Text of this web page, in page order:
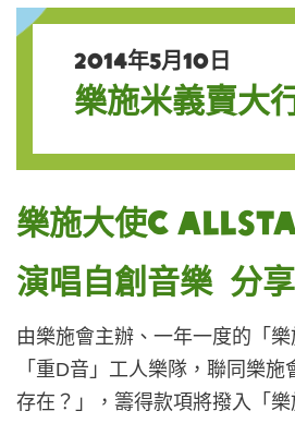
2014年5月10日
樂施米義賣大
樂施大使C
演唱自創音樂 分
由樂施會主辦、一年一度的「
「重D音」工人樂隊，聯同樂
存在？」，籌得款項將撥入「